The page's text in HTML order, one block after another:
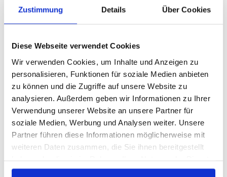
Zustimmung Details Über Cookies
Diese Webseite verwendet Cookies
Wir verwenden Cookies, um Inhalte und Anzeigen zu
personalisieren, Funktionen für soziale Medien anbieten
zu können und die Zugriffe auf unsere Website zu
analysieren. Außerdem geben wir Informationen zu Ihrer
Verwendung unserer Website an unsere Partner für
soziale Medien, Werbung und Analysen weiter. Unsere
Partner führen diese Informationen möglicherweise mit
weiteren Daten zusammen, die Sie ihnen bereitgestellt
gesammelt haben. Sie geben Einwilligung zu unseren
10.02.2020-Energiewirtschaft,EGT
Gruppe
3 Steuerarten, die jeder PV-
Anlagenbetreiber kennen sollte
von Johannes Müller
Als PV-Anlagenbetreiber nutzen Sie
Ihren selbst erzeugten Strom in der